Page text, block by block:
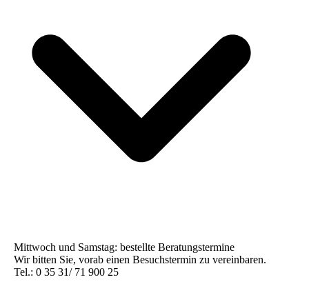
Mittwoch und Samstag: bestellte Beratungstermine
Wir bitten Sie, vorab einen Besuchstermin zu vereinbaren.
Tel.: 0 35 31/ 71 900 25